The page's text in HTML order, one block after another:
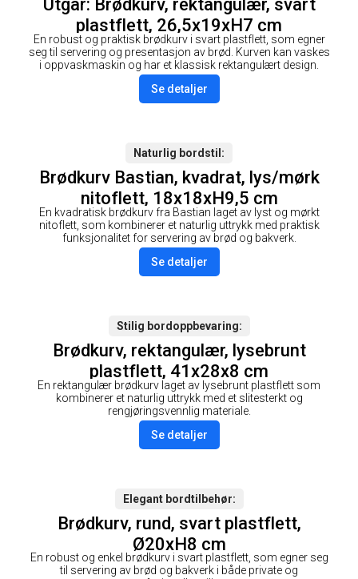
Utgår: Brødkurv, rektangulær, svart
plastflett, 26,5x19xH7 cm
En robust og praktisk brødkurv i svart plastflett, som egner
seg til servering og presentasjon av brød. Kurven kan vaskes
i oppvaskmaskin og har et klassisk rektangulært design.
Se detaljer
Naturlig bordstil
Brødkurv Bastian, kvadrat, lys/mørk
nitoflett, 18x18xH9,5 cm
En kvadratisk brødkurv fra Bastian laget av lyst og mørkt
nitoflett, som kombinerer et naturlig uttrykk med praktisk
funksjonalitet for servering av brød og bakverk.
Se detaljer
Stilig bordoppbevaring
Brødkurv, rektangulær, lysebrunt
plastflett, 41x28x8 cm
En rektangulær brødkurv laget av lysebrunt plastflett som
kombinerer et naturlig uttrykk med et slitesterkt og
rengjøringsvennlig materiale.
Se detaljer
Elegant bordtilbehør
Brødkurv, rund, svart plastflett,
Ø20xH8 cm
En robust og enkel brødkurv i svart plastflett, som egner seg
til servering av brød og bakverk i både private og